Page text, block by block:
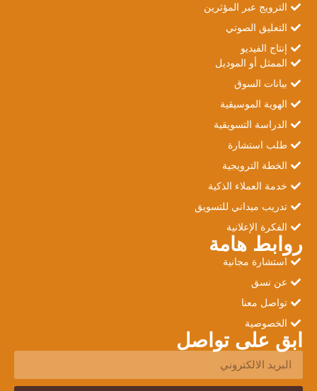
الترويج عبر المؤثرين
التعليق الصوتي
إنتاج الفيديو
الممثل أو الموديل
بيانات السوق
الهوية الموسيقية
الدراسة التسويقية
طلب استشارة
الخطة الترويجية
خدمة العملاء الذكية
تدريب ميداني للتسويق
الفكرة الإعلانية
روابط هامة
استشارة مجانية
عن نسق
تواصل معنا
الخصوصية
ابق على تواصل